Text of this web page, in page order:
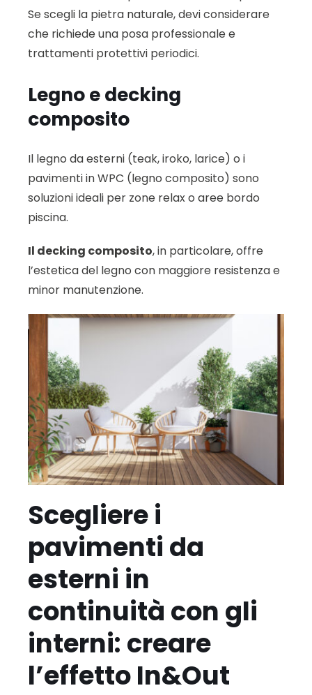
Se scegli la pietra naturale, devi considerare
che richiede una posa professionale e
trattamenti protettivi periodici.
Legno e decking
composito
Il legno da esterni (teak, iroko, larice) o i
pavimenti in WPC (legno composito) sono
soluzioni ideali per zone relax o aree bordo
piscina.
Il decking composito, in particolare, offre
l’estetica del legno con maggiore resistenza e
minor manutenzione.
Scegliere i
pavimenti da
esterni in
continuità con gli
interni: creare
l’effetto In&Out